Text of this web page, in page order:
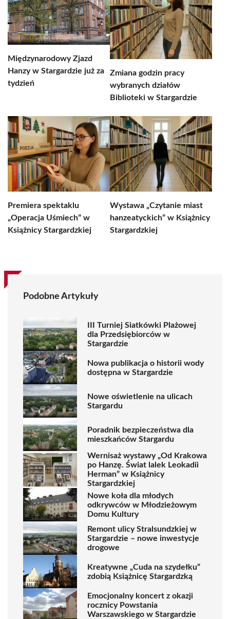
Międzynarodowy Zjazd
Hanzy w Stargardzie już za
tydzień
Zmiana godzin pracy
wybranych działów
Biblioteki w Stargardzie
Premiera spektaklu
„Operacja Uśmiech” w
Książnicy Stargardzkiej
Wystawa „Czytanie miast
hanzeatyckich” w Książnicy
Stargardzkiej
Podobne Artykuły
III Turniej Siatkówki Plażowej
dla Przedsiębiorców w
Stargardzie
Nowa publikacja o historii wody
dostępna w Stargardzie
Nowe oświetlenie na ulicach
Stargardu
Poradnik bezpieczeństwa dla
mieszkańców Stargardu
Wernisaż wystawy „Od Krakowa
po Hanzę. Świat lalek Leokadii
Herman” w Książnicy
Stargardzkiej
Nowe koła dla młodych
odkrywców w Młodzieżowym
Domu Kultury
Remont ulicy Stralsundzkiej w
Stargardzie – nowe inwestycje
drogowe
Kreatywne „Cuda na szydełku”
zdobią Książnicę Stargardzką
Emocjonalny koncert z okazji
rocznicy Powstania
Warszawskiego w Stargardzie